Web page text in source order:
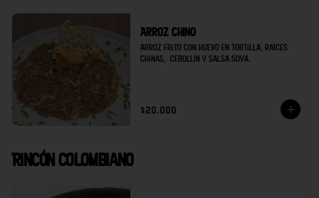
Arroz Chino
Arroz frito con huevo en tortilla, raíces
chinas,  cebollín y salsa soya.
$20.000
Rincón Colombiano